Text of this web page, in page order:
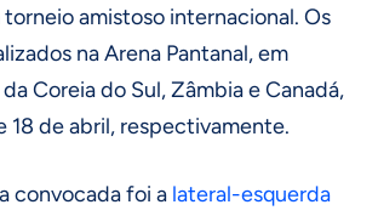
torneio amistoso internacional. Os
na Arena Pantanal, em
Coreia do Sul, Zâmbia e Canadá,
18 de abril, respectivamente.
convocada foi a lateral-esquerda